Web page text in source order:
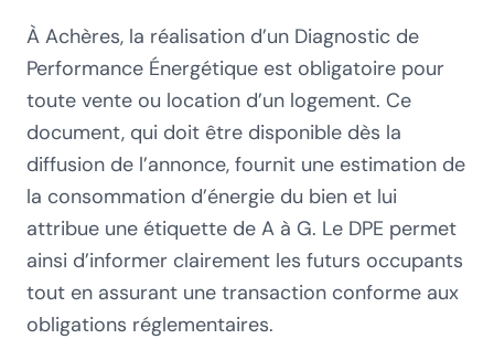
À Achères, la réalisation d’un Diagnostic de
Performance Énergétique est obligatoire pour
toute vente ou location d’un logement. Ce
document, qui doit être disponible dès la
diffusion de l’annonce, fournit une estimation de
la consommation d’énergie du bien et lui
attribue une étiquette de A à G. Le DPE permet
ainsi d’informer clairement les futurs occupants
tout en assurant une transaction conforme aux
obligations réglementaires.